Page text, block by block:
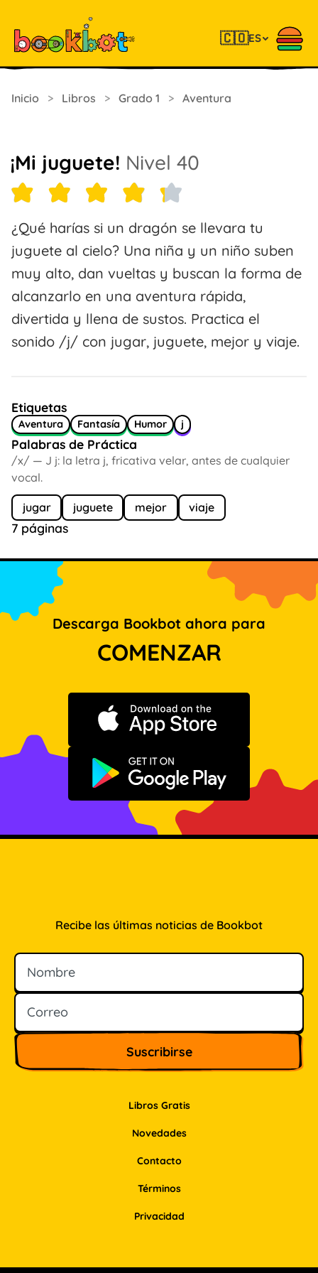
🇨🇴ES
Inicio > Libros > Grado 1 > Aventura
¡Mi juguete! Nivel 40
¿Qué harías si un dragón se llevara tu
juguete al cielo? Una niña y un niño suben
muy alto, dan vueltas y buscan la forma de
alcanzarlo en una aventura rápida,
divertida y llena de sustos. Practica el
sonido /j/ con jugar, juguete, mejor y viaje.
Etiquetas
Aventura Fantasía Humor j
Palabras de Práctica
/x/ — J j: la letra j, fricativa velar, antes de cualquier
vocal.
jugar juguete mejor viaje
7 páginas
Descarga Bookbot ahora para
COMENZAR
Descargar en App Store
Disponible en Google Play
Libros Gratis
Novedades
Contacto
Recibe las últimas noticias de Bookbot
Nombre
Correo
Términos
Privacidad